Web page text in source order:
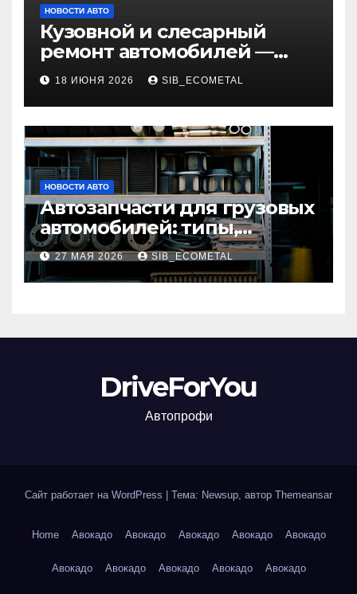
НОВОСТИ АВТО
Кузовной и слесарный
ремонт автомобилей —
наличие оригинальных
запчастей и типичные
сроки выполнения работ
18 ИЮНЯ 2026 SIB_ECOMETAL
НОВОСТИ АВТО
Автозапчасти для грузовых
автомобилей: типы,
совместимость и критерии
подбора
27 МАЯ 2026 SIB_ECOMETAL
DriveForYou
Автопрофи
Сайт работает на WordPress Тема: Newsup, автор Themeansar
Home Авокадо Авокадо Авокадо Авокадо Авокадо
Авокадо Авокадо Авокадо Авокадо Авокадо